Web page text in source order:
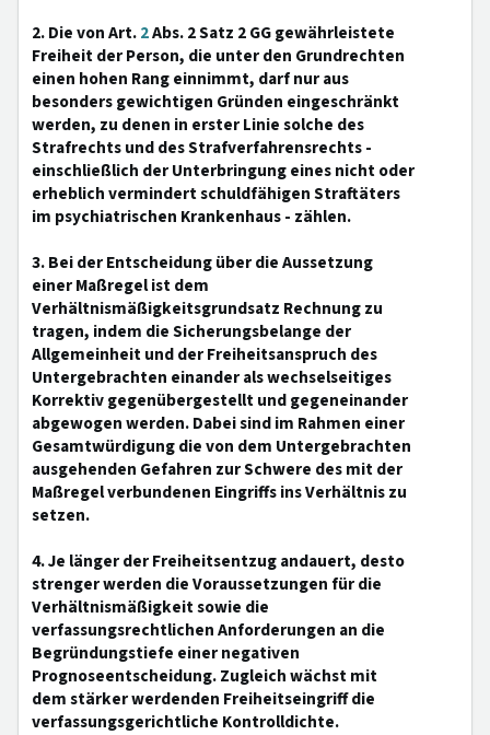
2. Die von Art.2Abs. 2 Satz 2 GG gewährleistete
Freiheit der Person, die unter den Grundrechten
einen hohen Rang einnimmt, darf nur aus
besonders gewichtigen Gründen eingeschränkt
werden, zu denen in erster Linie solche des
Strafrechts und des Strafverfahrensrechts -
einschließlich der Unterbringung eines nicht oder
erheblich vermindert schuldfähigen Straftäters
im psychiatrischen Krankenhaus - zählen.
3. Bei der Entscheidung über die Aussetzung
einer Maßregel ist dem
Verhältnismäßigkeitsgrundsatz Rechnung zu
tragen, indem die Sicherungsbelange der
Allgemeinheit und der Freiheitsanspruch des
Untergebrachten einander als wechselseitiges
Korrektiv gegenübergestellt und gegeneinander
abgewogen werden. Dabei sind im Rahmen einer
Gesamtwürdigung die von dem Untergebrachten
ausgehenden Gefahren zur Schwere des mit der
Maßregel verbundenen Eingriffs ins Verhältnis zu
setzen.
4. Je länger der Freiheitsentzug andauert, desto
strenger werden die Voraussetzungen für die
Verhältnismäßigkeit sowie die
verfassungsrechtlichen Anforderungen an die
Begründungstiefe einer negativen
Prognoseentscheidung. Zugleich wächst mit
dem stärker werdenden Freiheitseingriff die
verfassungsgerichtliche Kontrolldichte.